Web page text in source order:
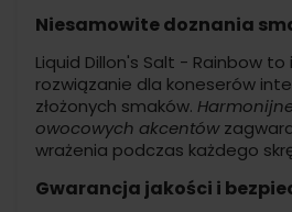
Niesamowite doznania
Liquid Dillon's Salt - Rainbow to
rozwiązanie dla koneserów
złożonych smaków.
owocowych akcentów
wrażenia podczas każdego
Gwarancja jakości i